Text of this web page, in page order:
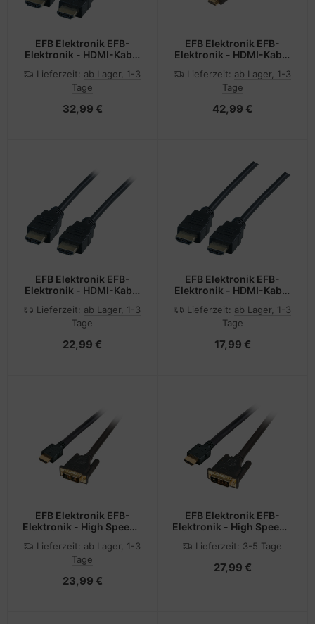
EFB Elektronik EFB-
Elektronik - HDMI-Kabel
männlich zu HDMI
männlich
Lieferzeit: ab Lager, 1-3
Tage
32,99 €
EFB Elektronik EFB-
Elektronik - HDMI-Kabel
männlich zu HDMI
männlich
Lieferzeit: ab Lager, 1-3
Tage
42,99 €
EFB Elektronik EFB-
Elektronik - HDMI-Kabel
männlich zu HDMI
männlich
Lieferzeit: ab Lager, 1-3
Tage
22,99 €
EFB Elektronik EFB-
Elektronik - HDMI-Kabel
männlich zu HDMI
männlich
Lieferzeit: ab Lager, 1-3
Tage
17,99 €
EFB Elektronik EFB-
Elektronik - High Speed -
männlich zu DVI-D
männlich
Lieferzeit: ab Lager, 1-3
Tage
23,99 €
EFB Elektronik EFB-
Elektronik - High Speed -
männlich zu DVI-D
Lieferzeit: 3-5 Tage
27,99 €